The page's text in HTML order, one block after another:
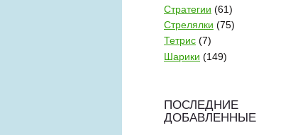
Стратегии (61)
Стрелялки (75)
Тетрис (7)
Шарики (149)
ПОСЛЕДНИЕ
ДОБАВЛЕННЫЕ